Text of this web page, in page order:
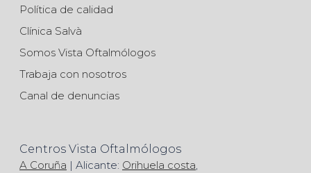
Política de calidad
Clínica Salvà
Somos Vista Oftalmólogos
Trabaja con nosotros
Canal de denuncias
Centros Vista Oftalmólogos
A Coruña | Alicante: Orihuela costa,